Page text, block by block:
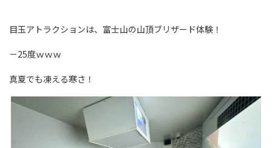
目玉アトラクションは、富士山の山頂ブリザード体験！
－25度ｗｗｗ
真夏でも凍える寒さ！